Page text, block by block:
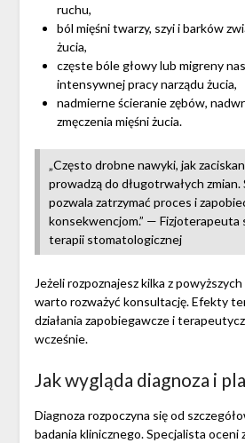
ruchu,
ból mięśni twarzy, szyi i barków
żucia,
częste bóle głowy lub migreny
intensywnej pracy narządu żucia,
nadmierne ścieranie zębów,
zmęczenia mięśni żucia.
„Często drobne nawyki, jak
prowadzą do długotrwałych
pozwala zatrzymać proces i
konsekwencjom.” — Fizjoterapeuta
terapii stomatologicznej
Jeżeli rozpoznajesz kilka z
warto rozważyć konsultację. Efekty
działania zapobiegawcze i
wcześnie.
Jak wygląda diagnoza i
Diagnoza rozpoczyna się od
badania klinicznego. Specjalista oceni